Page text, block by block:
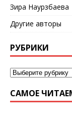
Зира Наурзбаева
Другие авторы
РУБРИКИ
САМОЕ